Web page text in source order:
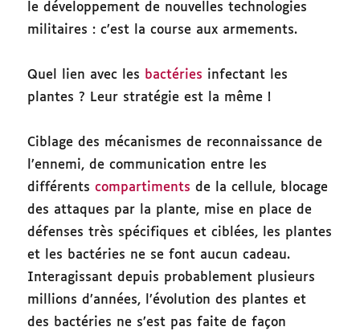
le développement de nouvelles technologies
militaires : c’est la course aux armements.
Quel lien avec les bactéries infectant les
plantes ? Leur stratégie est la même !
Ciblage des mécanismes de reconnaissance de
l’ennemi, de communication entre les
différentscompartiments de la cellule, blocage
des attaques par la plante, mise en place de
défenses très spécifiques et ciblées, les plantes
et les bactéries ne se font aucun cadeau.
Interagissant depuis probablement plusieurs
millions d’années, l’évolution des plantes et
des bactéries ne s’est pas faite de façon